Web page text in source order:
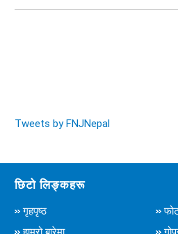
Audit Report FY-2076-077 -
Tweets by FNJNepal
छिटो लिङ्कहरू
गृहपृष्ठ